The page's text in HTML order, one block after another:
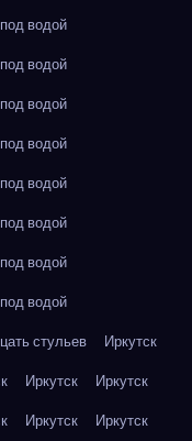
водой
водой
водой
водой
водой
водой
водой
водой
стульев
Иркутск
Иркутск
Иркутск
Иркутск
Иркутск